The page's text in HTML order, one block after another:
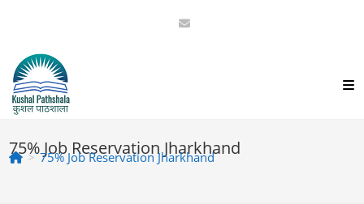
content
75% Job Reservation Jharkhand
> 75% Job Reservation Jharkhand